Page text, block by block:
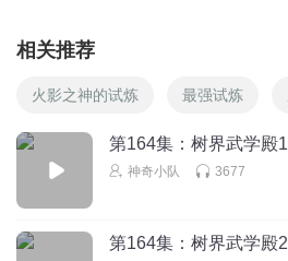
相关推荐
火影之神的试炼 最强试炼
第164集：树界武学殿1
神奇小队 3677
第164集：树界武学殿2